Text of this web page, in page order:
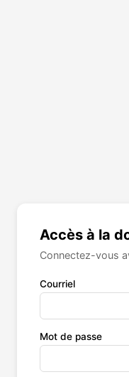
Accès à la
Connectez-vous
Courriel
Mot de passe